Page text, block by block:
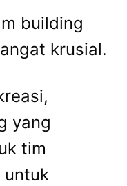
building
krusial.
yang
tim
untuk